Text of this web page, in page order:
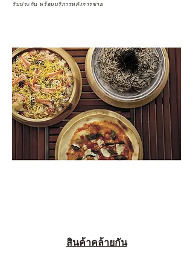
รับประกัน พร้อมบริการหลังการขาย
สินค้าคล้ายกัน